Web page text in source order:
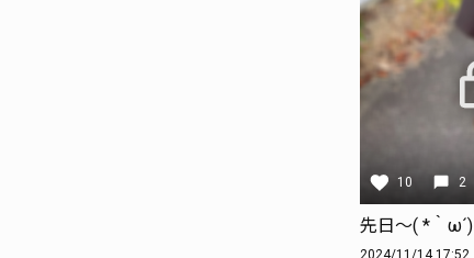
10 2
先日〜( *｀ω´)
2024/11/14 17:52